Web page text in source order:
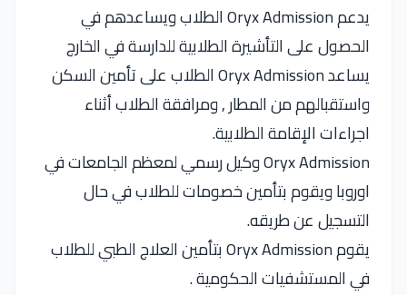
يدعم Oryx Admission الطلاب ويساعدهم في
الحصول على التأشيرة الطلابية للدارسة في الخارج
يساعد Oryx Admission الطلاب على تأمين السكن
واستقبالهم من المطار , ومرافقة الطلاب أثناء
اجراءات الإقامة الطلابية.
Oryx Admission وكيل رسمي لمعظم الجامعات في
اوروبا ويقوم بتأمين خصومات للطلاب في حال
التسجيل عن طريقه.
يقوم Oryx Admission بتأمين العلاج الطبي للطلاب
في المستشفيات الحكومية .